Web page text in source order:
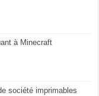
à Minecraft
société imprimables